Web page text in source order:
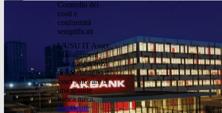
Controllo dei
costi e
conformità
semplificati
L'USU IT Asset
Management
crea trasparenza
nel portafoglio di
asset software di
una grande
banca turca.
Contattate